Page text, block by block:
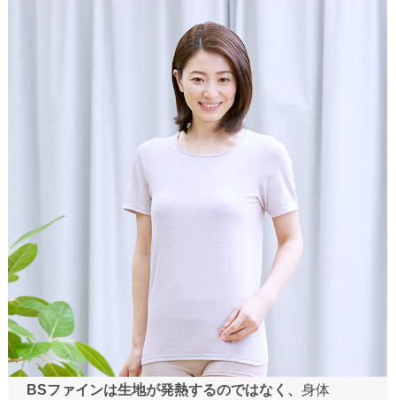
BSファインは生地が発熱するのではなく、身体